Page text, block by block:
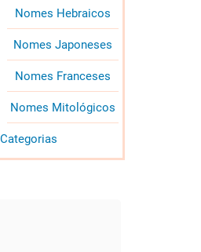
Nomes Hebraicos
Nomes Japoneses
Nomes Franceses
Nomes Mitológicos